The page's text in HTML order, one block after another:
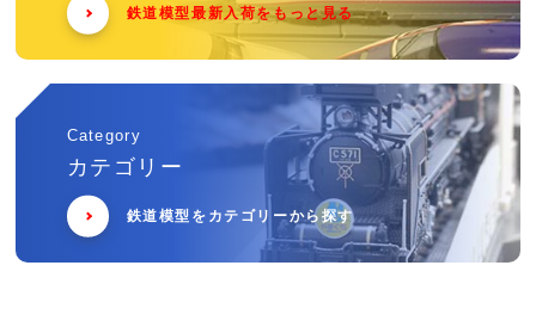
鉄道模型最新入荷をもっと見る
Category
カテゴリー
鉄道模型をカテゴリーから探す